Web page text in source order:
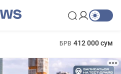
БРВ 412 000 сум